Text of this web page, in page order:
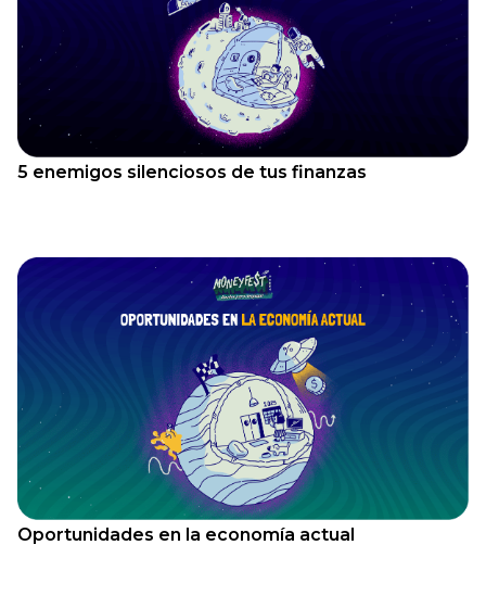
5 enemigos silenciosos de tus finanzas
Oportunidades en la economía actual